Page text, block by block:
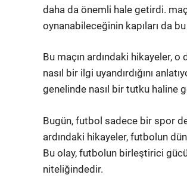
daha da önemli hale getirdi.
oynanabileceğinin kapıları da
Bu maçın ardındaki hikayeler,
nasıl bir ilgi uyandırdığını
genelinde nasıl bir tutku haline
Bugün, futbol sadece bir spor
ardındaki hikayeler, futbolun
Bu olay, futbolun birleştirici
niteliğindedir.